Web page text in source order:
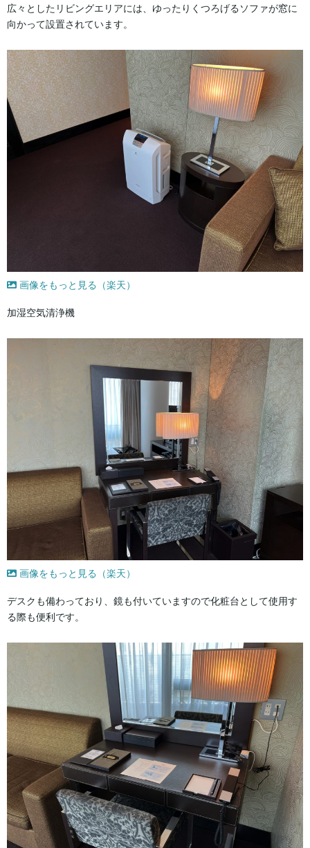
広々としたリビングエリアには、ゆったりくつろげるソファが窓に
向かって設置されています。
画像をもっと見る（楽天）
加湿空気清浄機
画像をもっと見る（楽天）
デスクも備わっており、鏡も付いていますので化粧台として使用す
る際も便利です。